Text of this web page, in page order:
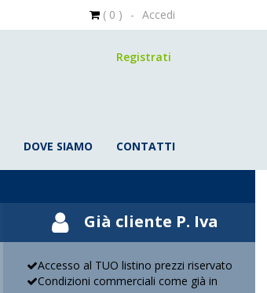
( 0 ) - Accedi
Registrati
DOVE SIAMO CONTATTI
Già cliente P. Iva
Accesso al TUO listino prezzi riservato
Condizioni commerciali come già in